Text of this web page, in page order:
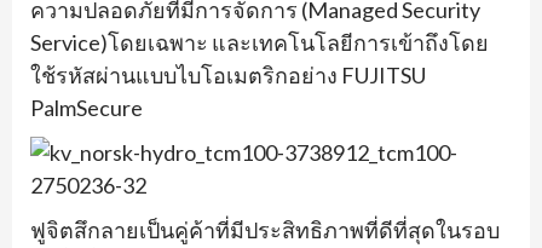
ความปลอดภัยที่มีการจัดการ (Managed Security
Service)โดยเฉพาะ และเทคโนโลยีการเข้าถึงโดย
ใช้รหัสผ่านแบบไบโอเมตริกอย่าง FUJITSU
PalmSecure
ฟูจิตสึกลายเป็นคู่ค้าที่มีประสิทธิภาพที่ดีที่สุดในรอบ